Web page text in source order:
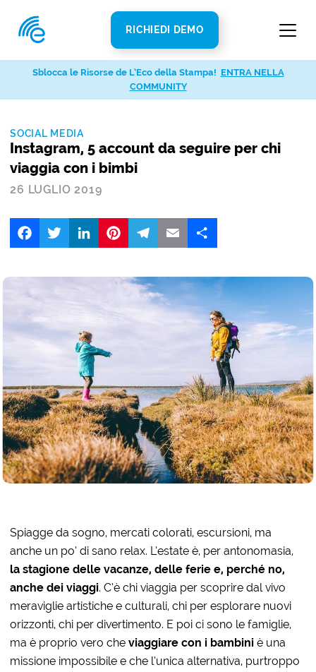
RICHIEDI DEMO
SOCIAL MEDIA
Instagram, 5 account da seguire per chi
viaggia con i bimbi
26 LUGLIO 2019
FacebookTwitter LinkedIn
Spiagge da sogno, mercati colorati, escursioni, ma
anche un po’ di sano relax. L’estate è, per antonomasia,
la stagione delle vacanze, delle ferie e, perché no,
anche dei viaggi. C’è chi viaggia per scoprire dal vivo
meraviglie artistiche e culturali, chi per esplorare nuovi
orizzonti, chi per divertimento. E poi ci sono le famiglie,
ma è proprio vero cheviaggiare con i bambini è una
missione impossibile e che l’unica alternativa, purtroppo
Sblocca le Risorse de L’Eco della Stampa! ENTRA NELLA
COMMUNITY